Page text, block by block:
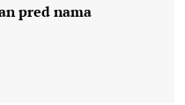
pred nama